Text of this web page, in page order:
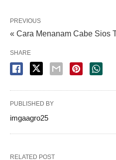
PREVIOUS
« Cara Menanam Cabe Sios
SHARE
PUBLISHED BY
imgaagro25
RELATED POST